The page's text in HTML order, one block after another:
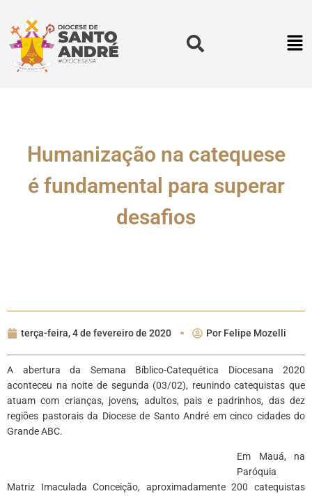
Humanização na catequese
é fundamental para superar
desafios
terça-feira, 4 de fevereiro de 2020 Por Felipe Mozelli
A abertura da Semana Bíblico-Catequética Diocesana 2020
aconteceu na noite de segunda (03/02), reunindo catequistas que
atuam com crianças, jovens, adultos, pais e padrinhos, das dez
regiões pastorais da Diocese de Santo André em cinco cidades do
Grande ABC.
Em Mauá, na
Paróquia
Matriz Imaculada Conceição, aproximadamente 200 catequistas